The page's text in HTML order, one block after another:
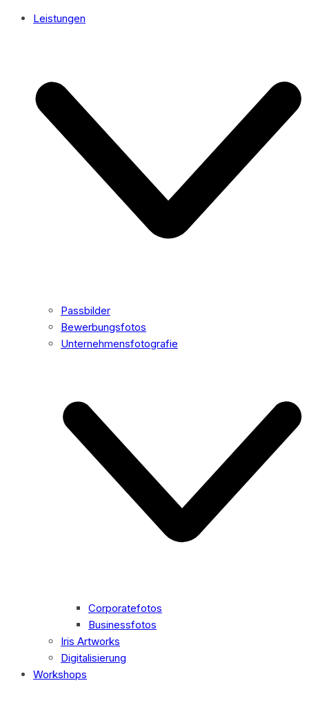
Leistungen
Passbilder
Bewerbungsfotos
Unternehmensfotografie
Corporatefotos
Businessfotos
Iris Artworks
Digitalisierung
Workshops